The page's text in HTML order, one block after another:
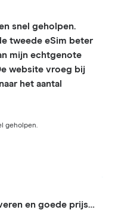
snel geholpen.
tweede eSim beter
mijn echtgenote
website vroeg bij
het aantal
geholpen.
en goede prijs…